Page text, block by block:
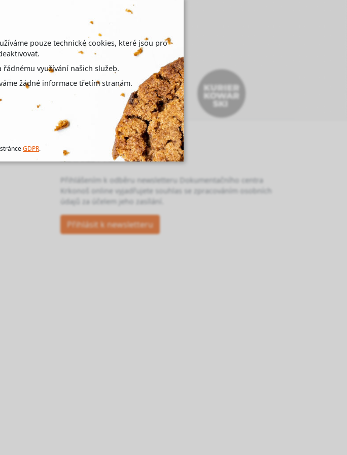
pouze technické cookies, které jsou pro
využívání našich služeb.
žádné informace třetím stranám.
GDPR.
NEWSLETTER
Přihlášením k odběru newsletteru Dokumentačního centra
Krkonoš online vyjadřujete souhlas se zpracováním osobních
údajů za účelem jeho zasílání.
Přihlásit k newsletteru